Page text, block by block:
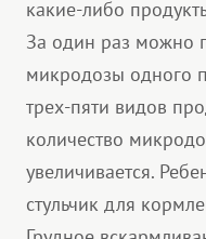
какие-либо
За один раз можно
микродозы одного
трех-пяти видов
количество
увеличивается.
стульчик для